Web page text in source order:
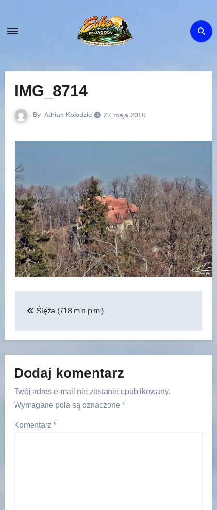
content
IMG_8714
By Adrian Kołodziej 27 maja 2016
wpisu
Ślęża (718 m.n.p.m.)
Dodaj komentarz
Twój adres e-mail nie zostanie opublikowany.
Wymagane pola są oznaczone *
Komentarz *